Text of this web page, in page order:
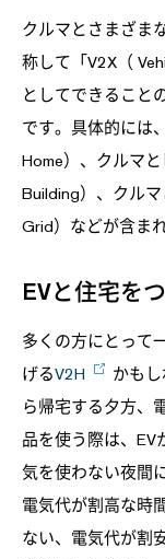
クルマとさまざま
称して「V2X（
としてできること
です。具体的には
Home）、クルマ
Building）、クル
Grid）などが含まれ
EVと住宅を
多くの方にとって
げるV2H
かも
ら帰宅する夕方、
品を使う際は、EV
気を使わない夜間
電気代が割高な時
ない、電気代が割